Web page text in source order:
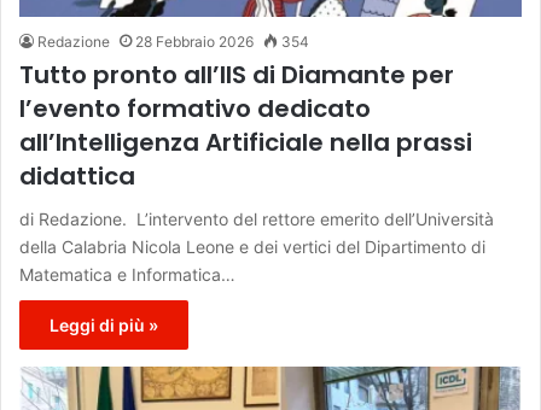
Redazione 28 Febbraio 2026 354
Tutto pronto all’IIS di Diamante per
l’evento formativo dedicato
all’Intelligenza Artificiale nella prassi
didattica
di Redazione. L’intervento del rettore emerito dell’Università
della Calabria Nicola Leone e dei vertici del Dipartimento di
Matematica e Informatica…
Leggi di più »